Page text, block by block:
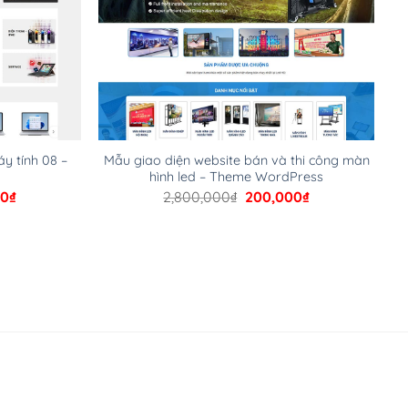
tính 08 –
₫Giá
Mẫu giao diện website bán và thi công màn
hình led – Theme WordPress
2,800,000₫ Giá
200,000₫Giá